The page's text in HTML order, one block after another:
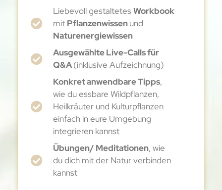
Liebevoll gestaltetesWorkbook
mit Pflanzenwissenund
Naturenergiewissen
Ausgewählte Live-Calls für
Q&A(inklusive Aufzeichnung)
Konkret anwendbare Tipps,
wie du essbare Wildpflanzen,
Heilkräuter und Kulturpflanzen
einfach in eure Umgebung
integrieren kannst
Übungen/ Meditationen, wie
du dich mit der Natur verbinden
kannst